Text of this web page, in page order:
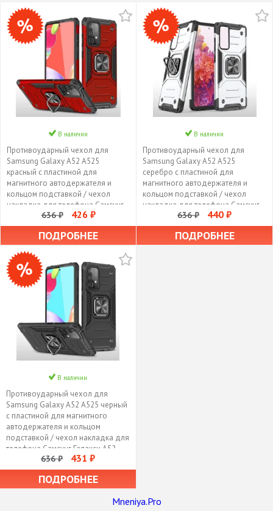
В наличии
Противоударный чехол для
Samsung Galaxy A52 A525
красный с пластиной для
магнитного автодержателя и
кольцом подставкой / чехол
накладка для телефона Самсунг
Галакси А52 А525
трансформируется в подставку /
чехол с держателем на палец
636 ₽ 426 ₽
ПОДРОБНЕЕ
В наличии
Противоударный чехол для
Samsung Galaxy A52 A525
серебро с пластиной для
магнитного автодержателя и
кольцом подставкой / чехол
накладка для телефона Самсунг
Галакси А52 А525
трансформируется в подставку /
чехол с держателем на палец
636 ₽ 440 ₽
ПОДРОБНЕЕ
В наличии
Противоударный чехол для
Samsung Galaxy A52 A525 черный
с пластиной для магнитного
автодержателя и кольцом
подставкой / чехол накладка для
телефона Самсунг Галакси А52
А525 трансформируется в
подставку / чехол с держателем
636 ₽ 431 ₽
ПОДРОБНЕЕ
Mneniya.Pro